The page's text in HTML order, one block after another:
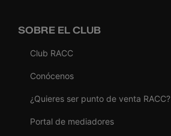
SOBRE EL CLUB
Club RACC
Conócenos
¿Quieres ser punto de venta RACC?
Portal de mediadores